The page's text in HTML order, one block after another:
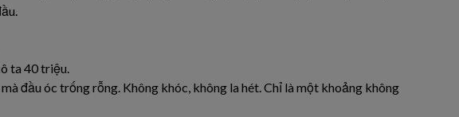
ta 40 triệu.
đầu óc trống rỗng. Không khóc, không la hét. Chỉ là một khoảng không